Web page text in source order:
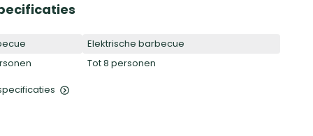
Elektrische barbecue
Tot 8 personen